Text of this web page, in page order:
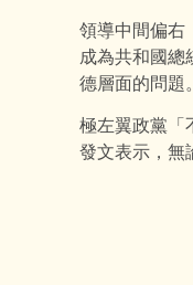
領導中間偏
成為共和國總
德層面的問題。
極左翼政黨
發文表示，無